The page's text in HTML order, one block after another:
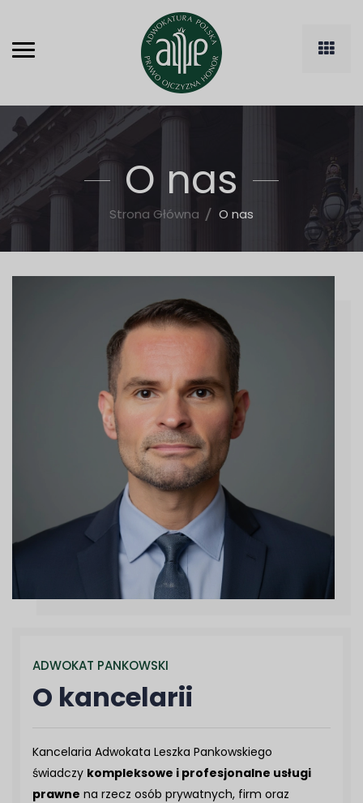
O nas
Strona Główna O nas
ADWOKAT PANKOWSKI
O kancelarii
Kancelaria Adwokata Leszka Pankowskiego
świadczy kompleksowe i profesjonalne usługi
prawne na rzecz osób prywatnych, firm oraz